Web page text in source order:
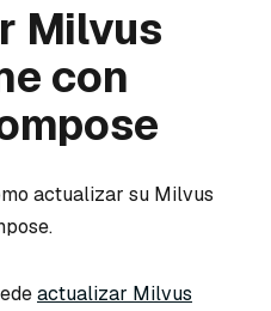
Milvus
con
actualizar su Milvus
actualizar Milvus